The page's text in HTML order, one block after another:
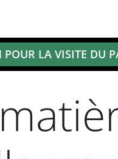
POUR LA VISITE DU